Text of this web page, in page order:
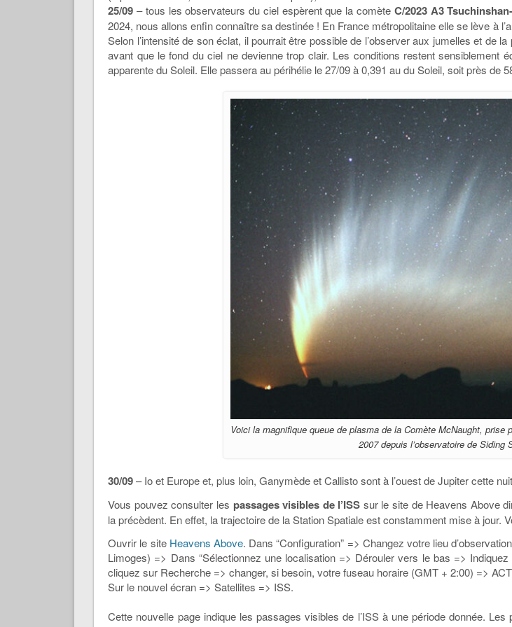
25/09 – tous les observateurs du ciel espèrent que la comète C/2023 A3
2024, nous allons enfin connaître sa destinée ! En France métropolitaine elle se lève à
Selon l’intensité de son éclat, il pourrait être possible de l’observer aux jumelles et de
avant que le fond du ciel ne devienne trop clair. Les conditions restent sensiblement
apparente du Soleil. Elle passera au périhélie le 27/09 à 0,391 au du Soleil, soit près de
Voici la magnifique queue de plasma de la Comète McNaught, prise
2007 depuis l’observatoire de Siding
30/09– Io et Europe et, plus loin, Ganymède et Callisto sont à l’ouest de Jupiter cette
Vous pouvez consulter les passages visibles de l’ISS sur le site de Heavens Above
la précèdent. En effet, la trajectoire de la Station Spatiale est constamment mise à jour.
Ouvrir le site Heavens Above. Dans “Configuration” => Changez votre lieu
Limoges) => Dans “Sélectionnez une localisation => Dérouler vers le bas =>
cliquez sur Recherche => changer, si besoin, votre fuseau horaire (GMT + 2:00) =>
Sur le nouvel écran => Satellites => ISS.
Cette nouvelle page indique les passages visibles de l’ISS à une période donnée.